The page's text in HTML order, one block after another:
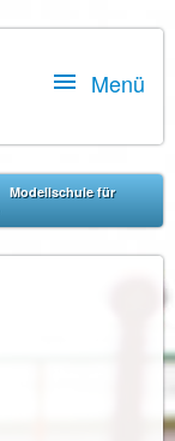
 Menü
Modellschule für